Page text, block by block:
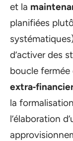
et la
planifiées
d’activer des
boucle fermée
la
l’élaboration